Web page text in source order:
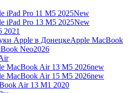
iPad Pro 11 M5 2025New
iPad Pro 13 M5 2025New
2021
Apple MacBook
Neo2026
MacBook Air 13 M5 2026new
MacBook Air 15 M5 2026new
Air 13 M1 2020